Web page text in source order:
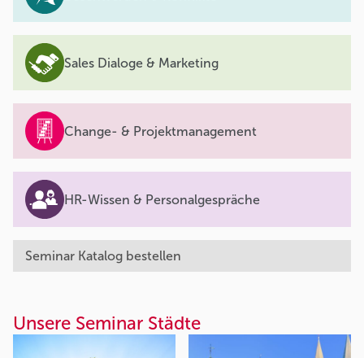
Sales Dialoge & Marketing
Change- & Projektmanagement
HR-Wissen & Personalgespräche
Seminar Katalog bestellen
Unsere Seminar Städte